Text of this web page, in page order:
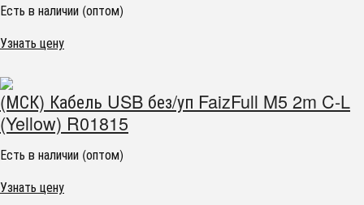
Есть в наличии (оптом)
Узнать цену
(МСК) Кабель USB без/уп FaizFull M5 2m C-L
(Yellow) R01815
Есть в наличии (оптом)
Узнать цену